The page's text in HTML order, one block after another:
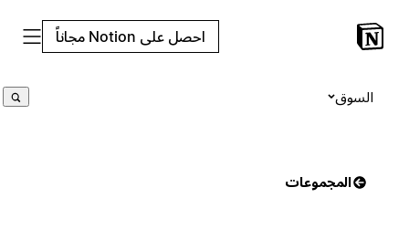
احصل على Notion مجاناً
السوق
المجموعات